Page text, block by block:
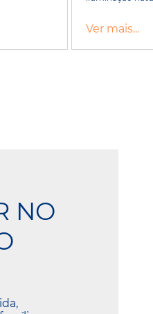
Ver mais...
NO